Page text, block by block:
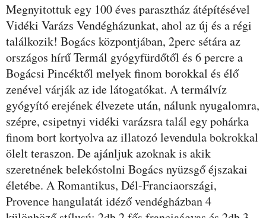
Leírás
Megnyitottuk egy 100 éves parasztház átépítésével
Vidéki Varázs Vendégházunkat, ahol az új és a régi
találkozik! Bogács központjában, 2perc sétára az
országos hírű Termál gyógyfürdőtől és 6 percre a
Bogácsi Pincéktől melyek finom borokkal és élő
zenével várják az ide látogatókat. A termálvíz
gyógyító erejének élvezete után, nálunk nyugalomra,
szépre, csipetnyi vidéki varázsra talál egy pohárka
finom bort kortyolva az illatozó levendula bokrokkal
ölelt teraszon. De ajánljuk azoknak is akik
szeretnének belekóstolni Bogács nyüzsgő éjszakai
életébe. A Romantikus, Dél-Franciaországi,
Provence hangulatát idéző vendégházban 4